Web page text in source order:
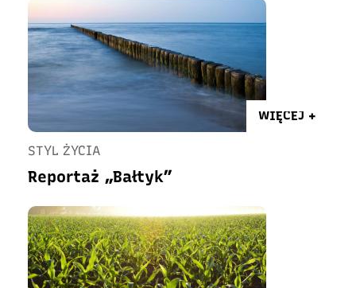
WIĘCEJ +
STYL ŻYCIA
Reportaż „Bałtyk”